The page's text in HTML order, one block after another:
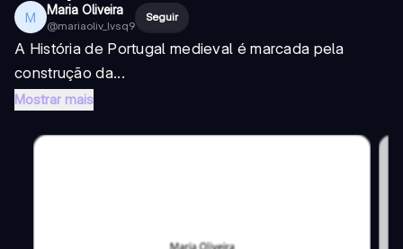
M Maria Oliveira
@mariaoliv_lvsq9
Seguir
A História de Portugal medieval é marcada pela
construção da...
Mostrar mais